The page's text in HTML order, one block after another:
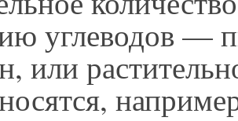
углеводов —
или